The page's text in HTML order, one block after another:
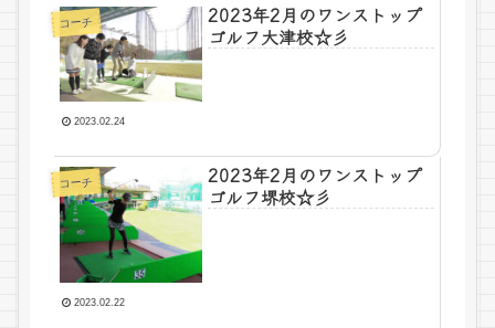
コーチ
2023年2月のワンストップ
ゴルフ大津校☆彡
2023.02.24
コーチ
2023年2月のワンストップ
ゴルフ堺校☆彡
2023.02.22